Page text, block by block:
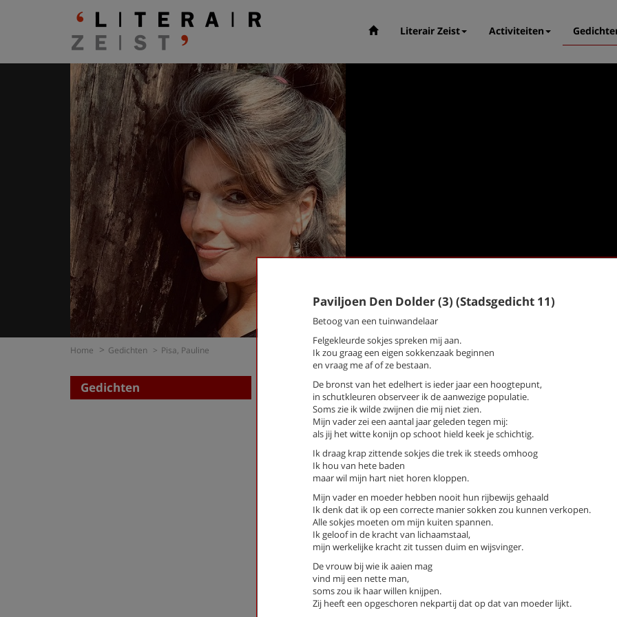
Literair Zeist Activiteiten
Home Gedichten Pisa, Pauline
Gedichten Zoek een gedicht
op dichter / titel gedicht
op thema
-- Alle thema's --
Bezoek (stadsgedicht 41)
De geboorte van een grom
(stadsgedicht 56)
De mens (Stadsgedicht 21)
Eilandgasten(Stadsgedicht 7)
Hart voor de democratie
Paviljoen Den Dolder (3) (Stadsgedicht 11)
Betoog van een tuinwandelaar
Felgekleurde sokjes spreken mij aan.
Ik zou graag een eigen sokkenzaak beginnen
en vraag me af of ze bestaan.
De bronst van het edelhert is ieder jaar een hoogtepunt,
in schutkleuren observeer ik de aanwezige populatie.
Soms zie ik wilde zwijnen die mij niet zien.
Mijn vader zei een aantal jaar geleden tegen mij:
als jij het witte konijn op schoot hield keek je schichtig.
Ik draag krap zittende sokjes die trek ik steeds omhoog
Ik hou van hete baden
maar wil mijn hart niet horen kloppen.
Mijn vader en moeder hebben nooit hun rijbewijs gehaald
Ik denk dat ik op een correcte manier sokken zou kunnen verkopen.
Alle sokjes moeten om mijn kuiten spannen.
Ik geloof in de kracht van lichaamstaal,
mijn werkelijke kracht zit tussen duim en wijsvinger.
De vrouw bij wie ik aaien mag
vind mij een nette man,
soms zou ik haar willen knijpen.
Zij heeft een opgeschoren nekpartij dat op dat van moeder lijkt.